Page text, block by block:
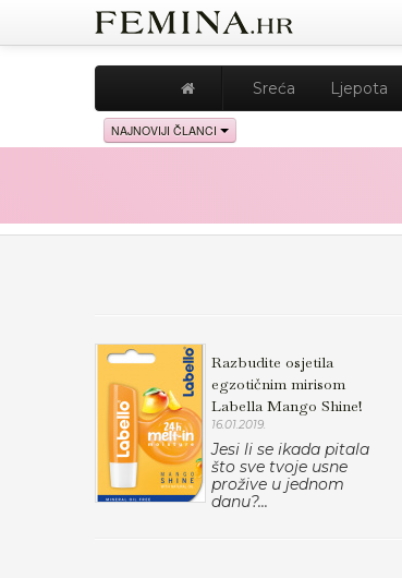
Sreća Ljepota
NAJNOVIJI ČLANCI
Razbudite osjetila
egzotičnim mirisom
Labella Mango Shine!
16.01.2019.
Jesi li se ikada pitala
što sve tvoje usne
prožive u jednom
danu?...